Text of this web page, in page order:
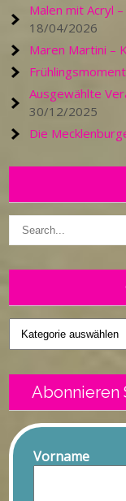
Malen mit Acryl
18/04/2026
Maren Martini –
Ausgewählte
30/12/2025
Die
Geschriebenes
Abonnieren
Vorname